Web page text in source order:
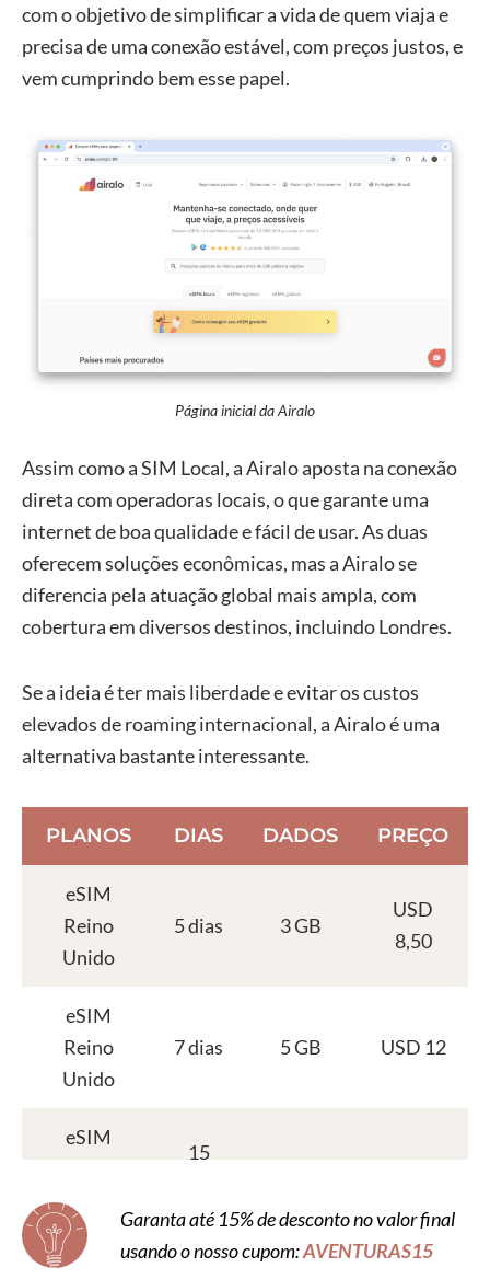
com o objetivo de simplificar a vida de quem viaja e
precisa de uma conexão estável, com preços justos, e
vem cumprindo bem esse papel.
Página inicial da Airalo
Assim como a SIM Local, a Airalo aposta na conexão
direta com operadoras locais, o que garante uma
internet de boa qualidade e fácil de usar. As duas
oferecem soluções econômicas, mas a Airalo se
diferencia pela atuação global mais ampla, com
cobertura em diversos destinos, incluindo Londres.
Se a ideia é ter mais liberdade e evitar os custos
elevados de roaming internacional, a Airalo é uma
alternativa bastante interessante.
PLANOS DIAS DADOS PREÇO
eSIM
Reino
Unido
5 dias 3 GB
USD
8,50
eSIM
Reino
Unido
7 dias 5 GB USD 12
eSIM
Unido
15
eSIM
Garanta até 15% de desconto no valor final
usando o nosso cupom:AVENTURAS15